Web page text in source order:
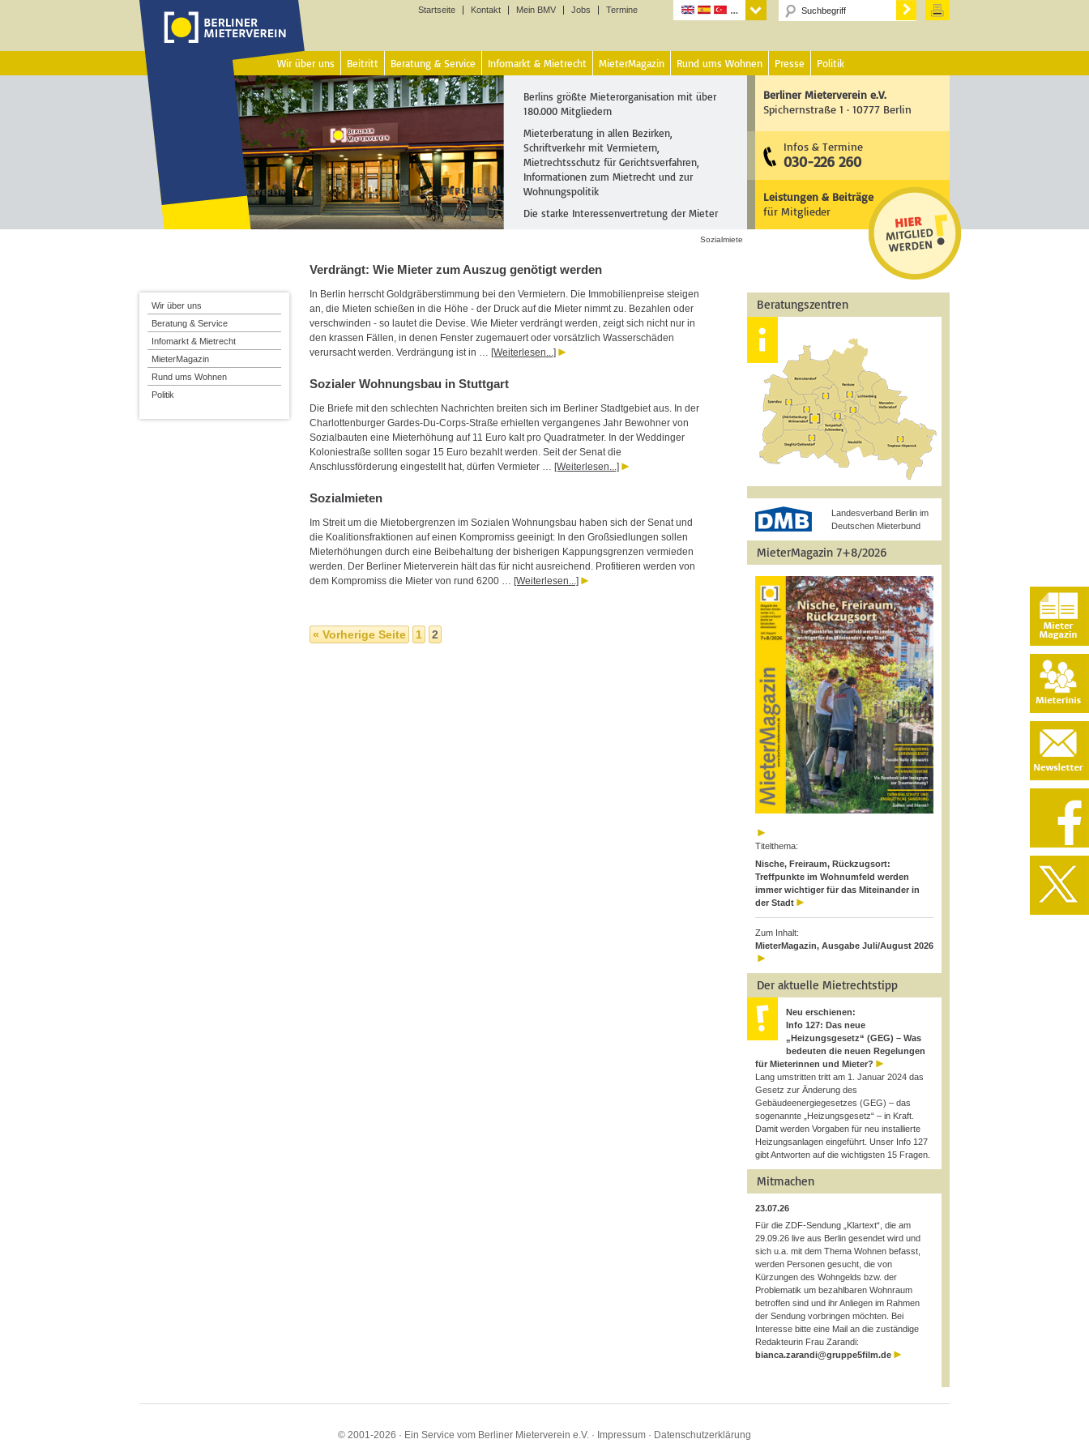
Startseite Kontakt Mein BMV Jobs Termine
Wir über uns Beitritt Beratung & Service Infomarkt & Mietrecht MieterMagazin Rund ums Wohnen Presse Politik
Berlins größte Mieterorganisation mit über
180.000 Mitgliedern
Mieterberatung in allen Bezirken,
Schriftverkehr mit Vermietern,
Mietrechtsschutz für Gerichtsverfahren,
Informationen zum Mietrecht und zur
Wohnungspolitik
Die starke Interessenvertretung der Mieter
Berliner Mieterverein e.V.
Spichernstraße 1 · 10777 Berlin
Infos & Termine
030-226 260
Leistungen & Beiträge
für Mitglieder
Sozialmiete
Verdrängt: Wie Mieter zum Auszug genötigt werden
In Berlin herrscht Goldgräberstimmung bei den Vermietern. Die Immobilienpreise steigen
an, die Mieten schießen in die Höhe - der Druck auf die Mieter nimmt zu. Bezahlen oder
verschwinden - so lautet die Devise. Wie Mieter verdrängt werden, zeigt sich nicht nur in
den krassen Fällen, in denen Fenster zugemauert oder vorsätzlich Wasserschäden
verursacht werden. Verdrängung ist in … [Weiterlesen...]
Sozialer Wohnungsbau in Stuttgart
Die Briefe mit den schlechten Nachrichten breiten sich im Berliner Stadtgebiet aus. In der
Charlottenburger Gardes-Du-Corps-Straße erhielten vergangenes Jahr Bewohner von
Sozialbauten eine Mieterhöhung auf 11 Euro kalt pro Quadratmeter. In der Weddinger
Koloniestraße sollten sogar 15 Euro bezahlt werden. Seit der Senat die
Anschlussförderung eingestellt hat, dürfen Vermieter … [Weiterlesen...]
Sozialmieten
Im Streit um die Mietobergrenzen im Sozialen Wohnungsbau haben sich der Senat und
die Koalitionsfraktionen auf einen Kompromiss geeinigt: In den Großsiedlungen sollen
Mieterhöhungen durch eine Beibehaltung der bisherigen Kappungsgrenzen vermieden
werden. Der Berliner Mieterverein hält das für nicht ausreichend. Profitieren werden von
dem Kompromiss die Mieter von rund 6200 … [Weiterlesen...]
« Vorherige Seite 1 2
Beratungszentren
Landesverband Berlin im
Deutschen Mieterbund
MieterMagazin 7+8/2026
Titelthema:
Nische, Freiraum, Rückzugsort:
Treffpunkte im Wohnumfeld werden
immer wichtiger für das Miteinander in
der Stadt
Zum Inhalt:
MieterMagazin, Ausgabe Juli/August 2026
Der aktuelle Mietrechtstipp
Neu erschienen:
Info 127: Das neue
„Heizungsgesetz“ (GEG) – Was
bedeuten die neuen Regelungen
für Mieterinnen und Mieter?
Lang umstritten tritt am 1. Januar 2024 das
Gesetz zur Änderung des
Gebäudeenergiegesetzes (GEG) – das
sogenannte „Heizungsgesetz“ – in Kraft.
Damit werden Vorgaben für neu installierte
Heizungsanlagen eingeführt. Unser Info 127
gibt Antworten auf die wichtigsten 15 Fragen.
Mitmachen
23.07.26
Für die ZDF-Sendung „Klartext“, die am
29.09.26 live aus Berlin gesendet wird und
sich u.a. mit dem Thema Wohnen befasst,
werden Personen gesucht, die von
Kürzungen des Wohngelds bzw. der
Problematik um bezahlbaren Wohnraum
betroffen sind und ihr Anliegen im Rahmen
der Sendung vorbringen möchten. Bei
Interesse bitte eine Mail an die zuständige
Redakteurin Frau Zarandi:
bianca.zarandi@gruppe5film.de
Wir über uns
Beratung & Service
Infomarkt & Mietrecht
MieterMagazin
Rund ums Wohnen
Politik
© 2001-2026 · Ein Service vom Berliner Mieterverein e.V. · Impressum · Datenschutzerklärung